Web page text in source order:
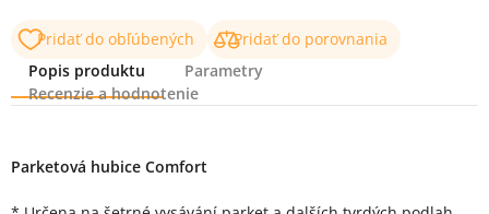
Pridať do obľúbených
Pridať do porovnania
Popis produktu
Parametry
Recenzie a hodnotenie
Parketová hubice Comfort